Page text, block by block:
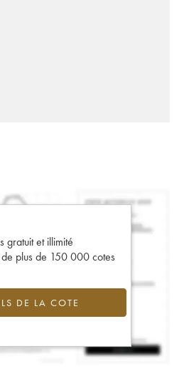
gratuit et illimité
de plus de 150 000 cotes
DE LA COTE